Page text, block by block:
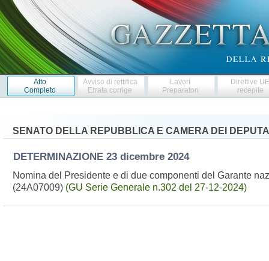
Atto
Completo
Avviso di rettifica
Errata corrige
Lavori
Preparatori
Direttive
recepite
SENATO DELLA REPUBBLICA E CAMERA DEI
DETERMINAZIONE 23 dicembre 2024
Nomina del Presidente e di due componenti del Garante
(24A07009) (GU Serie Generale n.302 del 27-12-2024)